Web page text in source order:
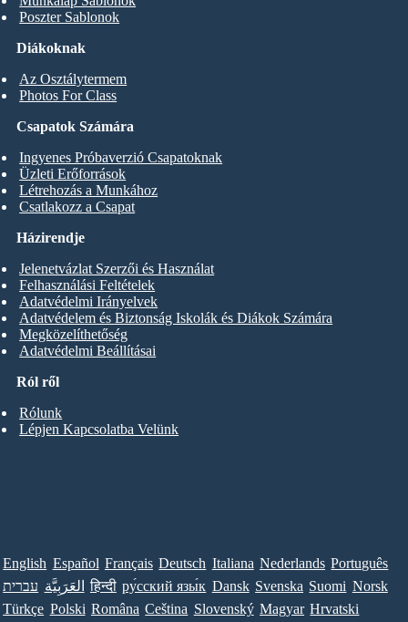
Diákoknak
Az Osztálytermem
Photos For Class
Poszter Sablonok
Csapatok Számára
Ingyenes Próbaverzió Csapatoknak
Üzleti Erőforrások
Létrehozás a Munkához
Csatlakozz a Csapat
Ról ről
Rólunk
Lépjen Kapcsolatba Velünk
Házirendje
Jelenetvázlat Szerzői és Használat
Felhasználási Feltételek
Adatvédelmi Irányelvek
Adatvédelem és Biztonság Iskolák és Diákok Számára
Megközelíthetőség
Adatvédelmi Beállításai
English Español Français Deutsch Italiana Nederlands Português
עברית العَرَبِيَّة हिन्दी ру́сский язы́к Dansk Svenska Suomi Norsk
Türkçe Polski Româna Ceština Slovenský Magyar Hrvatski